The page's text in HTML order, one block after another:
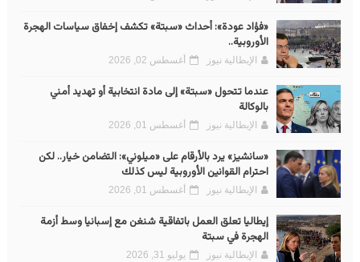
«فؤاد عودة»: أحداث «سبتة» تكشف إخفاق سياسات الهجرة
الأوروبية..
الإيطالية نيوز أغسطس 02, 2026
عندما تتحول «سبتة» إلى مادة انتخابية أو تهديد أمني
بالوكالة
الإيطالية نيوز أغسطس 01, 2026
«سانشيز» يرد بالأرقام على «ميلوني»: التضامن خيار.. لكن
احترام القوانين الأوروبية ليس كذلك
الإيطالية نيوز أغسطس 01, 2026
إيطاليا تعلق العمل باتفاقية شنغن مع إسبانيا وسط أزمة
الهجرة في سبتة
الإيطالية نيوز يوليو 31, 2026